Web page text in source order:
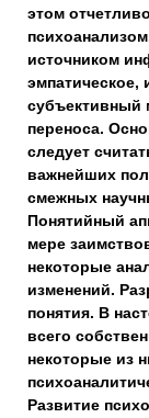
этом
источником
эмпатическое,
субъективный
переноса.
следует
важнейших
смежных
Понятийный
мере
некоторые
изменений.
понятия. В
всего
некоторые из
Развитие